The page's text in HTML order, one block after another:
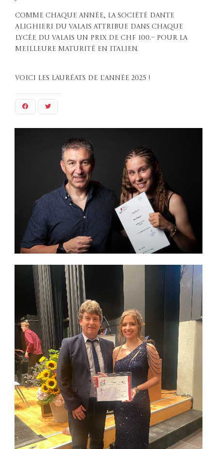
Comme chaque année, la Société Dante
Alighieri du Valais attribue dans chaque
lycée du Valais un prix de CHF 100.– pour la
meilleure maturité en italien.
Voici les lauréats de l'année 2025 !